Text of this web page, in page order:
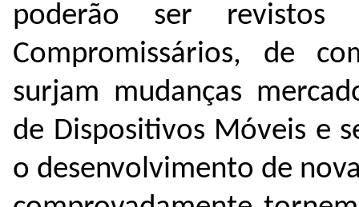
poderão ser
Compromissários, de
surjam mudanças
de Dispositivos Móveis e
o desenvolvimento de